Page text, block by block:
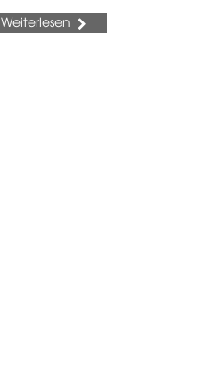
Weiterlesen